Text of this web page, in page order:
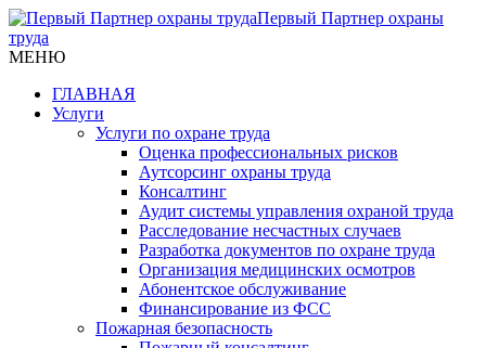
Первый Партнер охраны
труда
МЕНЮ
ГЛАВНАЯ
Услуги
Услуги по охране труда
Оценка профессиональных рисков
Аутсорсинг охраны труда
Консалтинг
Аудит системы управления охраной труда
Расследование несчастных случаев
Разработка документов по охране труда
Организация медицинских осмотров
Абонентское обслуживание
Финансирование из ФСС
Пожарная безопасность